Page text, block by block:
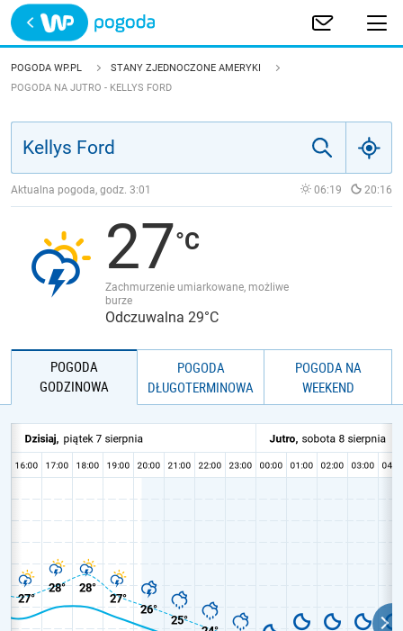
Trwa ładowanie
POLSKA
JAKOŚĆ POWIETRZA
POGODA WP.PL
STANY ZJEDNOCZONE AMERYKI
POGODA NA JUTRO - KELLYS FORD
Aktualna pogoda, godz. 3:01 06:19 20:16
27
Zachmurzenie umiarkowane, możliwe
burze
Odczuwalna 29°C
POGODA
GODZINOWA
POGODA
DŁUGOTERMINOWA
POGODA NA
WEEKEND